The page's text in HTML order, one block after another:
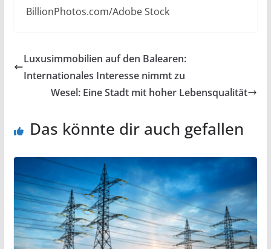
BillionPhotos.com/Adobe Stock
Luxusimmobilien auf den Balearen:
Internationales Interesse nimmt zu
Wesel: Eine Stadt mit hoher Lebensqualität
Das könnte dir auch gefallen